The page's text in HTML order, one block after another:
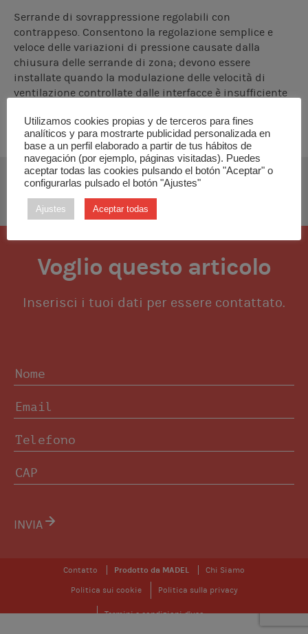
Serrande di sovrappressione regolabili con
contrappeso. Consentono la regolazione semplice e
veloce delle variazioni di pressione causate dalla
chiusura delle serrande di zona; devono essere
installate quando la modulazione delle velocità di
ventilazione controllate dalle interfacce è insufficiente
SCARICA MANUALE TECNICO
Voglio questo articolo
Inserisci i tuoi dati per essere contattato.
INVIA
Contatto Prodotto da MADEL Chi Siamo
Politica sui cookie Politica sulla privacy
Termini e condizioni d'uso
Utilizamos cookies propias y de terceros para fines
analíticos y para mostrarte publicidad personalizada en
base a un perfil elaborado a partir de tus hábitos de
navegación (por ejemplo, páginas visitadas). Puedes
aceptar todas las cookies pulsando el botón "Aceptar" o
configurarlas pulsado el botón "Ajustes"
Ajustes Aceptar todas